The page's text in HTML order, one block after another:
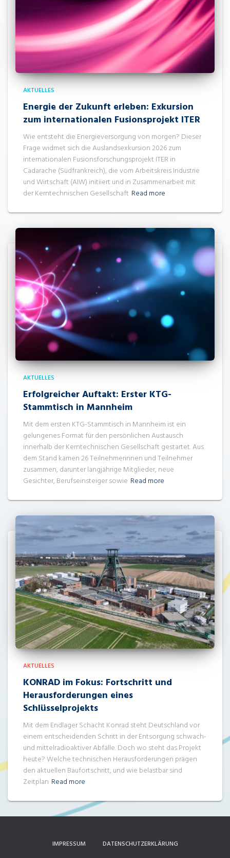
AKTUELLES
Energie der Zukunft erleben: Exkursion
zum internationalen Fusionsprojekt ITER
Wie entsteht die Energieversorgung von morgen? Dieser
Frage widmet sich die Auslandsexkursion 2026 zum
internationalen Fusionsforschungsprojekt ITER in
Cadarache (Südfrankreich), die vom Arbeitskreis Industrie
und Wirtschaft (AIW) initiiert und in Zusammenarbeit mit
der Kerntechnischen Gesellschaft Read more
AKTUELLES
Erfolgreicher Auftakt: Erster KTG-
Stammtisch in Mannheim
Mit dem ersten KTG-Stammtisch in Mannheim ist ein
gelungenes Format für den persönlichen Austausch
innerhalb der Kerntechnischen Gesellschaft gestartet. Aus
dem Stand kamen 26 Teilnehmerinnen und Teilnehmer
zusammen, darunter langjährige Mitglieder, neue
Gesichter, Berufseinsteiger sowie Read more
AKTUELLES
KONRAD im Fokus: Fortschritt und
Herausforderungen eines
Schlüsselprojekts
Mit dem Endlager Schacht Konrad steht Deutschland vor
einem entscheidenden Schritt in der Entsorgung schwach-
und mittelradioaktiver Abfälle. Doch wo steht das Projekt
heute? Welche technischen Herausforderungen prägen
den aktuellen Baufortschritt, und wie belastbar sind
Zeitplan Read more
IMPRESSUM DATENSCHUTZERKLÄRUNG